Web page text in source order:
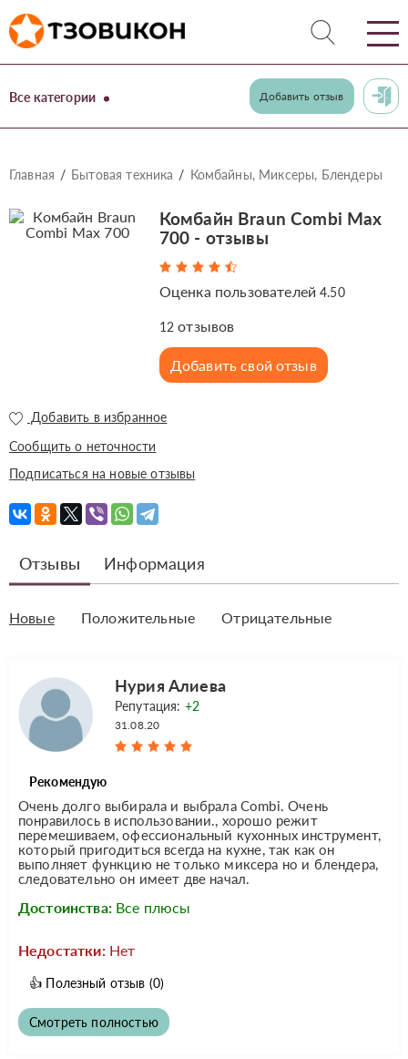
Все категории Добавить отзыв
Главная Бытовая техника Комбайны, Миксеры, Блендеры
Комбайн Braun Combi Max
700 - отзывы
Оценка пользователей4.50
12 отзывов
Добавить свой отзыв
Добавить в избранное
Сообщить о неточности
Подписаться на новые отзывы
Отзывы Информация
Новые Положительные Отрицательные
Нурия Алиева
Репутация: +2
31.08.20
Рекомендую
Очень долго выбирала и выбрала Combi. Очень
понравилось в использовании., хорошо режит
перемешиваем, офессиональный кухонных инструмент,
который пригодиться всегда на кухне, так как он
выполняет функцию не только миксера но и блендера,
следовательно он имеет две начал.
Достоинства: Все плюсы
Недостатки: Нет
👍 Полезный отзыв (0)
Смотреть полностью